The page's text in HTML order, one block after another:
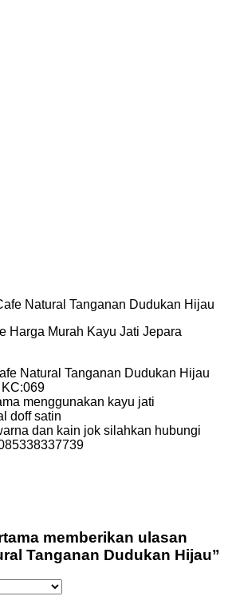
Natural Tanganan Dudukan Hijau
Harga Murah Kayu Jati Jepara
Natural Tanganan Dudukan Hijau
menggunakan kayu jati
doff satin
dan kain jok silahkan hubungi
memberikan ulasan
Tanganan Dudukan Hijau”